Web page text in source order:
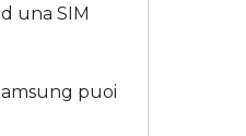
una SIM
puoi